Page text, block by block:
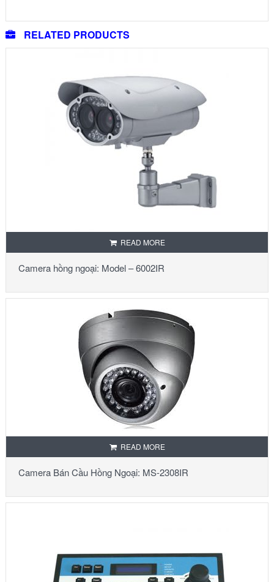
RELATED PRODUCTS
READ MORE
Camera hồng ngoại: Model – 6002IR
READ MORE
Camera Bán Cầu Hồng Ngoại: MS-2308IR